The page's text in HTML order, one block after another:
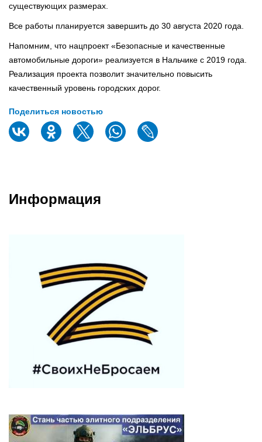
существующих размерах.
Все работы планируется завершить до 30 августа 2020 года.
Напомним, что нацпроект «Безопасные и качественные
автомобильные дороги» реализуется в Нальчике с 2019 года.
Реализация проекта позволит значительно повысить
качественный уровень городских дорог.
Поделиться новостью
Информация